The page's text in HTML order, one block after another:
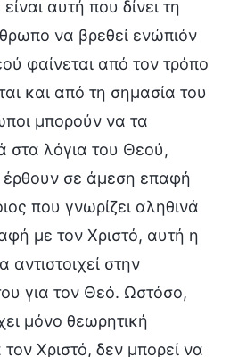
αυτή που δίνει τη
να βρεθεί ενώπιόν
φαίνεται από τον τρόπο
και από τη σημασία του
μπορούν να τα
στα λόγια του Θεού,
σε άμεση επαφή
που γνωρίζει αληθινά
με τον Χριστό, αυτή η
στην
για τον Θεό. Ωστόσο,
μόνο θεωρητική
Χριστό, δεν μπορεί να